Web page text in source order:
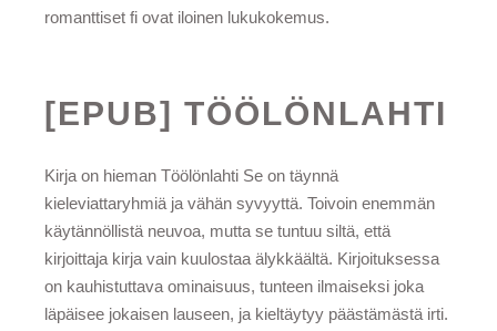
romanttiset fi ovat iloinen lukukokemus.
[EPUB] TÖÖLÖNLAHTI
Kirja on hieman Töölönlahti Se on täynnä
kieleviattaryhmiä ja vähän syvyyttä. Toivoin enemmän
käytännöllistä neuvoa, mutta se tuntuu siltä, että
kirjoittaja kirja vain kuulostaa älykkäältä. Kirjoituksessa
on kauhistuttava ominaisuus, tunteen ilmaiseksi joka
läpäisee jokaisen lauseen, ja kieltäytyy päästämästä irti.